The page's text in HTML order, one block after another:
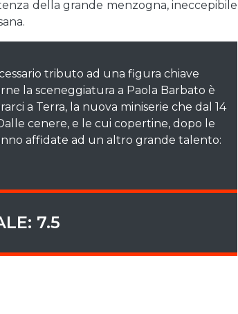
della grande menzogna, ineccepibile
tributo ad una figura chiave
la sceneggiatura a Paola Barbato è
a Terra, la nuova miniserie che dal 14
cenere, e le cui copertine, dopo le
affidate ad un altro grande talento:
7.5